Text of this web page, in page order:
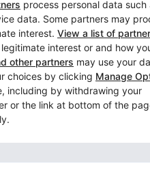
Renner‑Mechanik, poliertes
Jahr: 1980 Höhe:44″
Land:Deutschland Stadt:
Klavierhändler/Klavierstimmer/
Verifizierter Verkäufer